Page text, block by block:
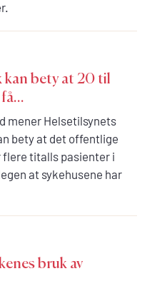
bety at 20 til
mener Helsetilsynets
bety at det offentlige
flere titalls pasienter i
at sykehusene har
bruk av